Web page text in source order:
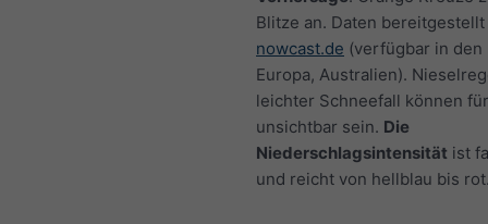
Blitze an. Daten
nowcast.de (verfügbar in den
Europa, Australien).
leichter Schneefall können
unsichtbar sein. Die
Niederschlagsintensität ist
und reicht von hellblau bis